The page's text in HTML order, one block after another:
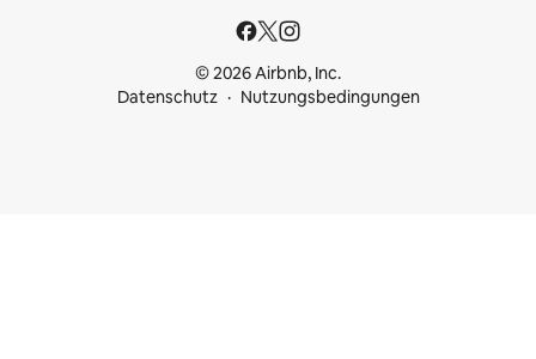
© 2026 Airbnb, Inc.
Datenschutz
Nutzungsbedingungen